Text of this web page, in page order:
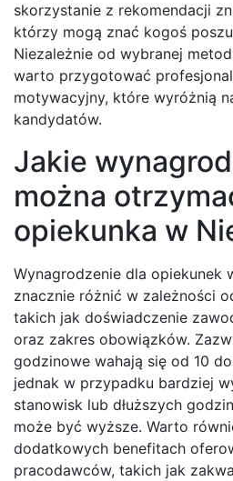
skorzystanie z rekomendacji
którzy mogą znać kogoś
Niezależnie od wybranej
warto przygotować
motywacyjny, które wyróżnią
kandydatów.
Jakie
można
opiekunka w
Wynagrodzenie dla opiekunek
znacznie różnić w zależności
takich jak doświadczenie
oraz zakres obowiązków.
godzinowe wahają się od 10
jednak w przypadku bardziej
stanowisk lub dłuższych
może być wyższe. Warto
dodatkowych benefitach
pracodawców, takich jak